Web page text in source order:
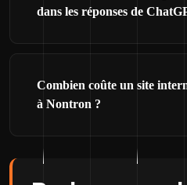
dans les réponses de
Combien coûte un site
à Nontron ?